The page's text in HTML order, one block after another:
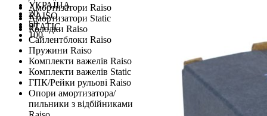
Амортизатори Raiso
Амортизатори Static
Колодки Raiso
Сайлентблоки Raiso
Пружини Raiso
Комплекти важелів Raiso
Комплекти важелів Static
ГПК/Рейки рульові Raiso
Опори амортизатора/
пильники з відбійниками
УКРАЇНА
RAISO
STATIC
20
50
100